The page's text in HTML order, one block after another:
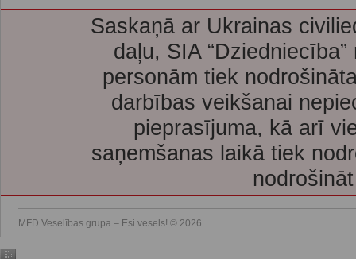
Saskaņā ar Ukrainas
daļu, SIA
personām tiek
darbības veikšanai
pieprasījuma, kā arī
saņemšanas laikā tiek
MFD Veselības grupa – Esi vesels! © 2026